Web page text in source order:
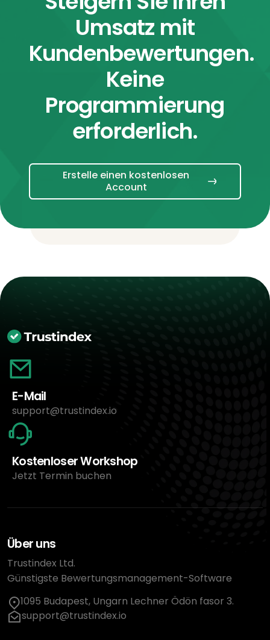
Umsatz mit
Kundenbewertungen.
Keine
Programmierung
erforderlich.
Erstelle einen kostenlosen
Account
E-Mail
support@trustindex.io
Kostenloser Workshop
Jetzt Termin buchen
Über uns
Trustindex Ltd.
Günstigste Bewertungsmanagement-Software
1095 Budapest, Ungarn Lechner Ödön fasor 3.
support@trustindex.io